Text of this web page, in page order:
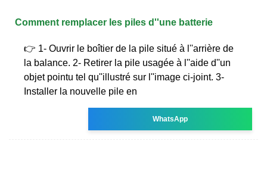
Comment remplacer les piles d''une batterie
👉 1- Ouvrir le boîtier de la pile situé à l''arrière de
la balance. 2- Retirer la pile usagée à l''aide d''un
objet pointu tel qu''illustré sur l''image ci-joint. 3-
Installer la nouvelle pile en
WhatsApp